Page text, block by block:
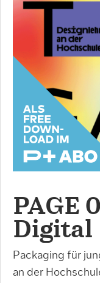
PAGE
Digital
Packaging für
an der